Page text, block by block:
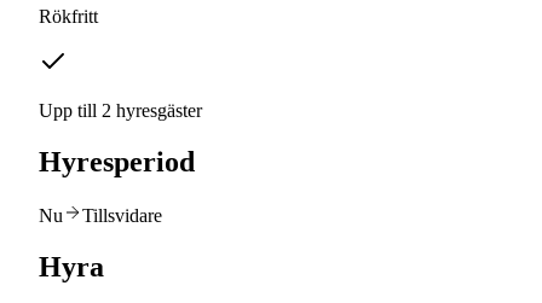
Rökfritt
Upp till 2 hyresgäster
Hyresperiod
Nu Tillsvidare
Hyra